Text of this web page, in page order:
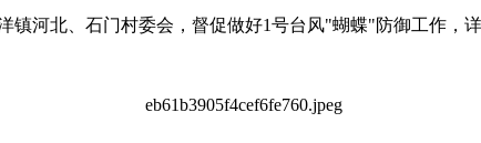
镇河北、石门村委会，督促做好1号台风"蝴蝶"防御工作，